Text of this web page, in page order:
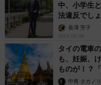
中、小学生
法違反でし
説】長澤 芳子
2026.08.06
タイの電車
も、妊娠、
ものが！？
中将 タカノリ